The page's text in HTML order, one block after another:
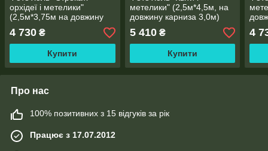
орхідеї і метелики"
(2,5м*3,75м на довжину
4 730 ₴
Купити
метелики" (2,5м*4,5м, на
довжину карниза 3,0м)
5 410₴
Купити
4
Про нас
100% позитивних з 15 відгуків за рік
Працює з 17.07.2012